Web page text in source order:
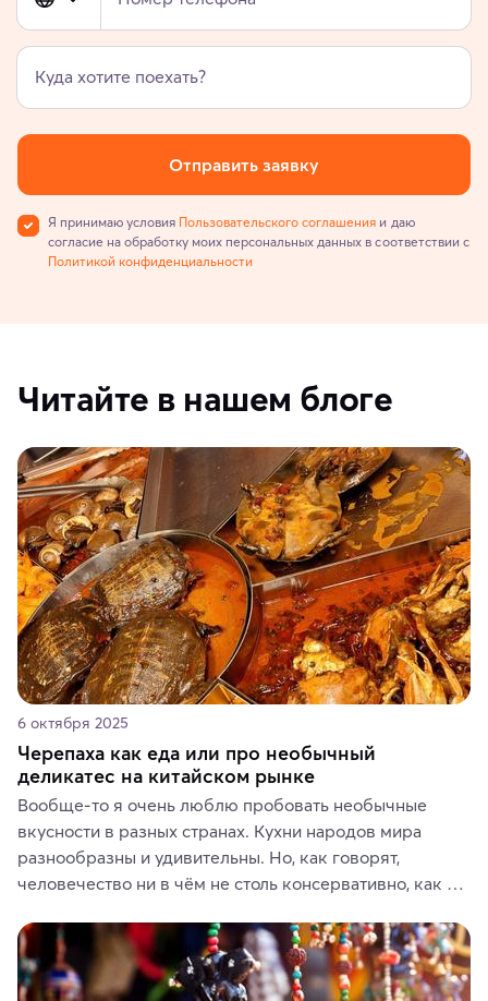
Куда хотите поехать?
Отправить заявку
Я принимаю условия Пользовательского соглашения и даю
согласие на обработку моих персональных данных в соответствии с
Политикой конфиденциальности
Читайте в нашем блоге
6 октября 2025
Черепаха как еда или про необычный
деликатес на китайском рынке
Вообще-то я очень люблю пробовать необычные
вкусности в разных странах. Кухни народов мира
разнообразны и удивительны. Но, как говорят,
человечество ни в чём не столь консервативно, как в